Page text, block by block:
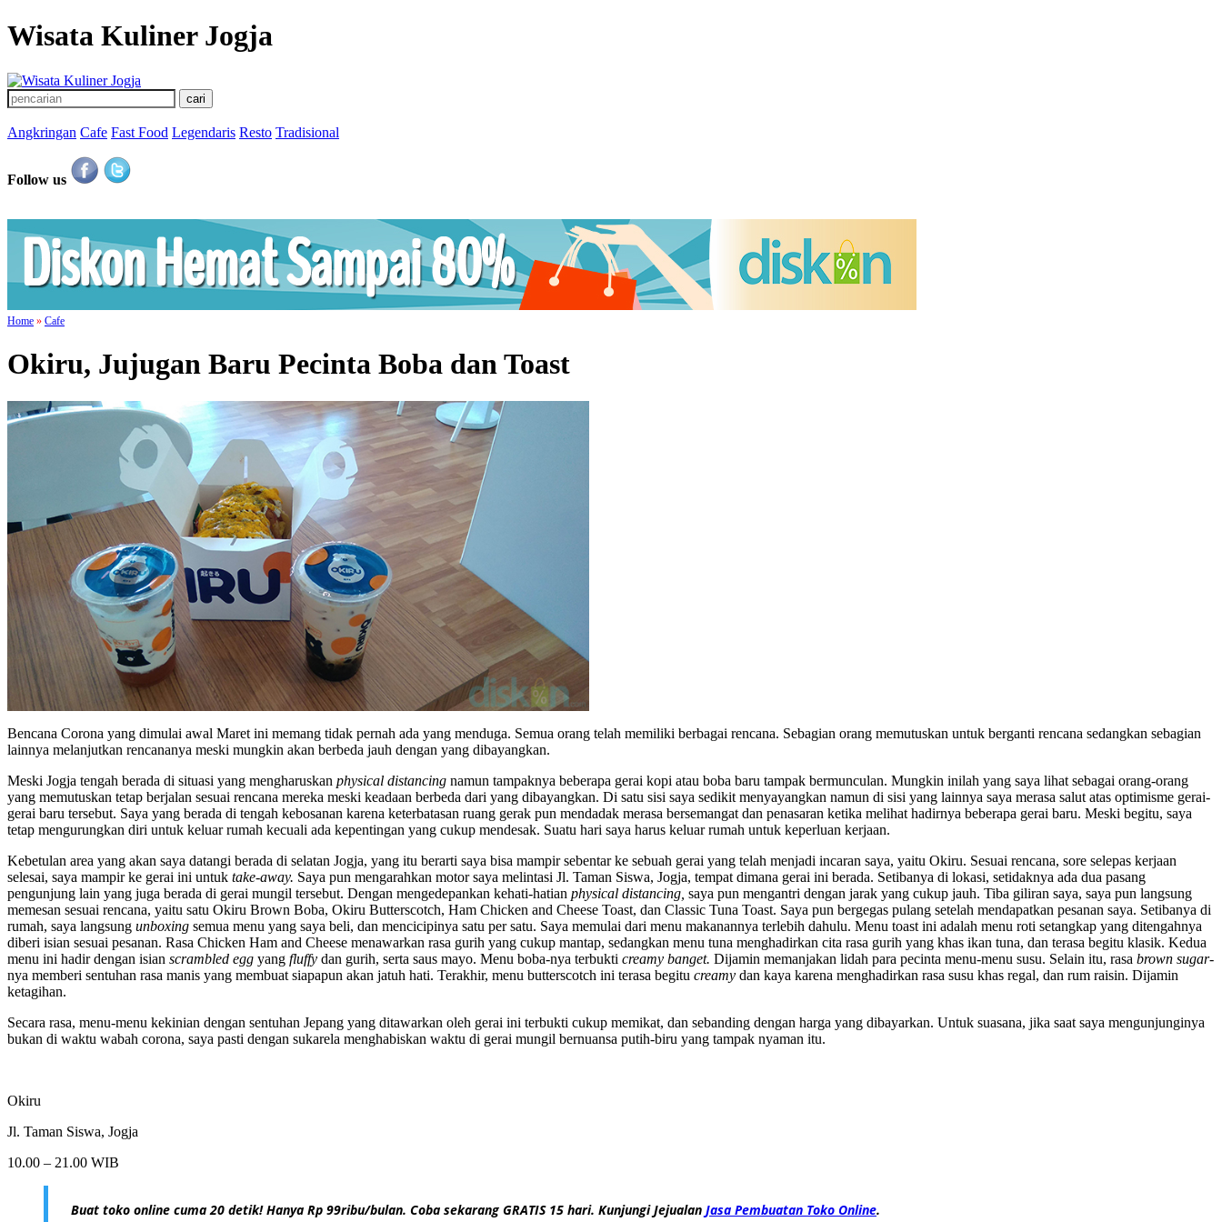
Wisata Kuliner Jogja
Angkringan Cafe Fast Food Legendaris Resto Tradisional
Follow us
Home » Cafe
Okiru, Jujugan Baru Pecinta Boba dan Toast
Bencana Corona yang dimulai awal Maret ini memang tidak pernah ada yang menduga. Semua orang telah memiliki berbagai rencana. Sebagian orang memutuskan untuk berganti rencana sedangkan sebagian
lainnya melanjutkan rencananya meski mungkin akan berbeda jauh dengan yang dibayangkan.
Meski Jogja tengah berada di situasi yang mengharuskan physical distancing namun tampaknya beberapa gerai kopi atau boba baru tampak bermunculan. Mungkin inilah yang saya lihat sebagai orang-orang
yang memutuskan tetap berjalan sesuai rencana mereka meski keadaan berbeda dari yang dibayangkan. Di satu sisi saya sedikit menyayangkan namun di sisi yang lainnya saya merasa salut atas optimisme gerai-
gerai baru tersebut. Saya yang berada di tengah kebosanan karena keterbatasan ruang gerak pun mendadak merasa bersemangat dan penasaran ketika melihat hadirnya beberapa gerai baru. Meski begitu, saya
tetap mengurungkan diri untuk keluar rumah kecuali ada kepentingan yang cukup mendesak. Suatu hari saya harus keluar rumah untuk keperluan kerjaan.
Kebetulan area yang akan saya datangi berada di selatan Jogja, yang itu berarti saya bisa mampir sebentar ke sebuah gerai yang telah menjadi incaran saya, yaitu Okiru. Sesuai rencana, sore selepas kerjaan
selesai, saya mampir ke gerai ini untuk take-away. Saya pun mengarahkan motor saya melintasi Jl. Taman Siswa, Jogja, tempat dimana gerai ini berada. Setibanya di lokasi, setidaknya ada dua pasang
pengunjung lain yang juga berada di gerai mungil tersebut. Dengan mengedepankan kehati-hatian physical distancing, saya pun mengantri dengan jarak yang cukup jauh. Tiba giliran saya, saya pun langsung
memesan sesuai rencana, yaitu satu Okiru Brown Boba, Okiru Butterscotch, Ham Chicken and Cheese Toast, dan Classic Tuna Toast. Saya pun bergegas pulang setelah mendapatkan pesanan saya. Setibanya di
rumah, saya langsung unboxing semua menu yang saya beli, dan mencicipinya satu per satu. Saya memulai dari menu makanannya terlebih dahulu. Menu toast ini adalah menu roti setangkap yang ditengahnya
diberi isian sesuai pesanan. Rasa Chicken Ham and Cheese menawarkan rasa gurih yang cukup mantap, sedangkan menu tuna menghadirkan cita rasa gurih yang khas ikan tuna, dan terasa begitu klasik. Kedua
menu ini hadir dengan isian scrambled egg yang fluffy dan gurih, serta saus mayo. Menu boba-nya terbukti creamy banget. Dijamin memanjakan lidah para pecinta menu-menu susu. Selain itu, rasa brown sugar-
nya memberi sentuhan rasa manis yang membuat siapapun akan jatuh hati. Terakhir, menu butterscotch ini terasa begitu creamy dan kaya karena menghadirkan rasa susu khas regal, dan rum raisin. Dijamin
ketagihan.
Secara rasa, menu-menu kekinian dengan sentuhan Jepang yang ditawarkan oleh gerai ini terbukti cukup memikat, dan sebanding dengan harga yang dibayarkan. Untuk suasana, jika saat saya mengunjunginya
bukan di waktu wabah corona, saya pasti dengan sukarela menghabiskan waktu di gerai mungil bernuansa putih-biru yang tampak nyaman itu.
Okiru
Jl. Taman Siswa, Jogja
10.00 – 21.00 WIB
Buat toko online cuma 20 detik! Hanya Rp 99ribu/bulan. Coba sekarang GRATIS 15 hari. Kunjungi Jejualan Jasa Pembuatan Toko Online.